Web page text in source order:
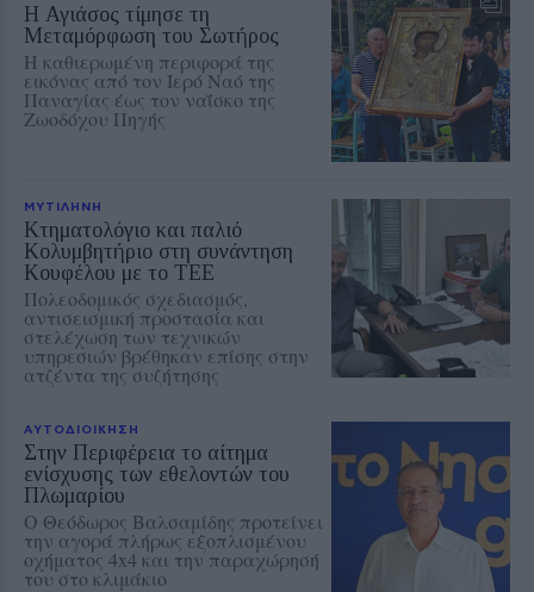
Η Αγιάσος τίμησε τη
Μεταμόρφωση του Σωτήρος
Η καθιερωμένη περιφορά της
εικόνας από τον Ιερό Ναό της
Παναγίας έως τον ναΐσκο της
Ζωοδόχου Πηγής
ΜΥΤΙΛΗΝΗ
Κτηματολόγιο και παλιό
Κολυμβητήριο στη συνάντηση
Κουφέλου με το ΤΕΕ
Πολεοδομικός σχεδιασμός,
αντισεισμική προστασία και
στελέχωση των τεχνικών
υπηρεσιών βρέθηκαν επίσης στην
ατζέντα της συζήτησης
ΑΥΤΟΔΙΟΙΚΗΣΗ
Στην Περιφέρεια το αίτημα
ενίσχυσης των εθελοντών του
Πλωμαρίου
Ο Θεόδωρος Βαλσαμίδης προτείνει
την αγορά πλήρως εξοπλισμένου
οχήματος 4x4 και την παραχώρησή
του στο κλιμάκιο